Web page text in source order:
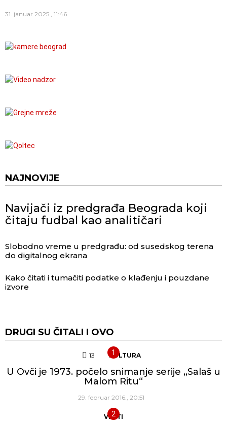
31. januar 2025., 11:46
NAJNOVIJE
Navijači iz predgrađa Beograda koji
čitaju fudbal kao analitičari
Slobodno vreme u predgrađu: od susedskog terena
do digitalnog ekrana
Kako čitati i tumačiti podatke o klađenju i pouzdane
izvore
DRUGI SU ČITALI I OVO
13 Komentara
KULTURA
U Ovči je 1973. počelo snimanje serije „Salaš u
Malom Ritu“
29. februar 2016., 20:51
VESTI